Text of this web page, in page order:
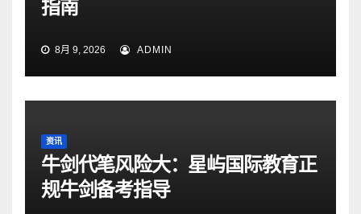
指南
8月 9, 2026 ADMIN
资讯
牛剑代笔风险大：星屿国际教育正
规牛剑备考指导